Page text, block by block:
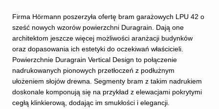
Firma Hörmann poszerzyła ofertę bram garażowych LPU 42 o
sześć nowych wzorów powierzchni Duragrain. Dają one
architektom jeszcze więcej możliwości aranżacji budynków
oraz dopasowania ich estetyki do oczekiwań właścicieli.
Powierzchnie Duragrain Vertical Design to połączenie
nadrukowanych pionowych przetłoczeń z podłużnym
ułożeniem słojów drewna. Segmenty bram z takim nadrukiem
doskonale komponują się na przykład z elewacjami pokrytymi
cegłą klinkierową, dodając im smukłości i elegancji.